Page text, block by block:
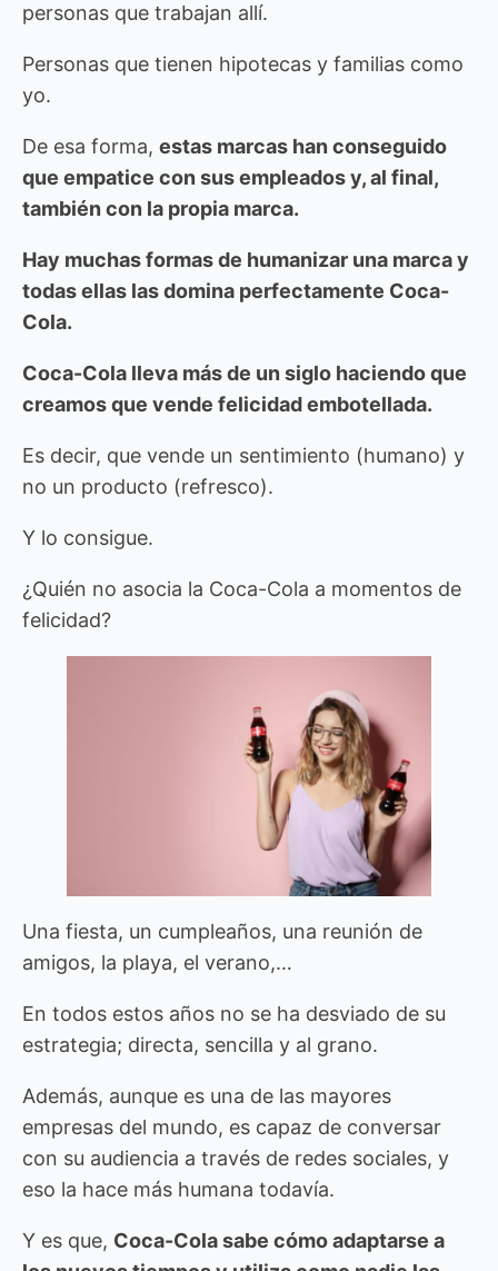
personas que trabajan allí.
Personas que tienen hipotecas y familias como
yo.
De esa forma, estas marcas han conseguido
que empatice con sus empleados y, al final,
también con la propia marca.
Hay muchas formas de humanizar una marca y
todas ellas las domina perfectamente Coca-
Cola.
Coca-Cola lleva más de un siglo haciendo que
creamos que vende felicidad embotellada.
Es decir, que vende un sentimiento (humano) y
no un producto (refresco).
Y lo consigue.
¿Quién no asocia la Coca-Cola a momentos de
felicidad?
Una fiesta, un cumpleaños, una reunión de
amigos, la playa, el verano,…
En todos estos años no se ha desviado de su
estrategia; directa, sencilla y al grano.
Además, aunque es una de las mayores
empresas del mundo, es capaz de conversar
con su audiencia a través de redes sociales, y
eso la hace más humana todavía.
Y es que, Coca-Cola sabe cómo adaptarse a